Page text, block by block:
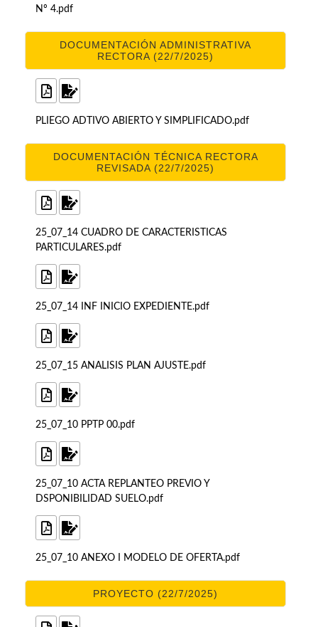
Nº 4.pdf
DOCUMENTACIÓN ADMINISTRATIVA
RECTORA (22/7/2025)
PLIEGO ADTIVO ABIERTO Y SIMPLIFICADO.pdf
DOCUMENTACIÓN TÉCNICA RECTORA
REVISADA (22/7/2025)
25_07_14 CUADRO DE CARACTERISTICAS
PARTICULARES.pdf
25_07_14 INF INICIO EXPEDIENTE.pdf
25_07_15 ANALISIS PLAN AJUSTE.pdf
25_07_10 PPTP 00.pdf
25_07_10 ACTA REPLANTEO PREVIO Y
DSPONIBILIDAD SUELO.pdf
25_07_10 ANEXO I MODELO DE OFERTA.pdf
PROYECTO (22/7/2025)